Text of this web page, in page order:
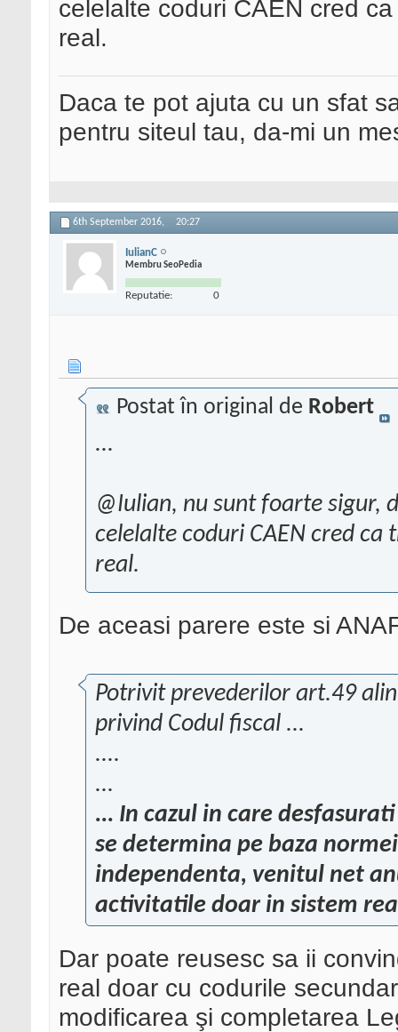
celelalte coduri CAEN cred
real.
Daca te pot ajuta cu un sfat
pentru siteul tau, da-mi un
6th September 2016, 20:27
IulianC
Membru SeoPedia
Reputatie: 0
Postat în original de Robert
...
@Iulian, nu sunt foarte sigur,
celelalte coduri CAEN cred
real.
De aceasi parere este si
Potrivit prevederilor art.49
privind Codul fiscal ...
....
...
... In cazul in care
se determina pe baza
independenta, venitul net
activitatile doar in sistem
Dar poate reusesc sa ii
real doar cu codurile
modificarea şi completarea